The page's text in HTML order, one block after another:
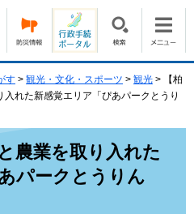
す > 観光・文化・スポーツ > 観光 >
【柏
れた新感覚エリア「ぴあパークとうり
農業を取り入れた
パークとうりん